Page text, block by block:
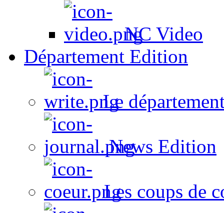
NC Video
Département Edition
Le
News Edition
Les coups de